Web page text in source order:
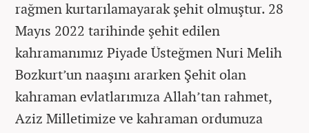
rağmen kurtarılamayarak şehit olmuştur. 28
Mayıs 2022 tarihinde şehit edilen
kahramanımız Piyade Üsteğmen Nuri Melih
Bozkurt’un naaşını ararken Şehit olan
kahraman evlatlarımıza Allah’tan rahmet,
Aziz Milletimize ve kahraman ordumuza